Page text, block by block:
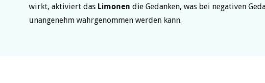
wirkt, aktiviert das Limonen die Gedanken, was bei negativen
unangenehm wahrgenommen werden kann.